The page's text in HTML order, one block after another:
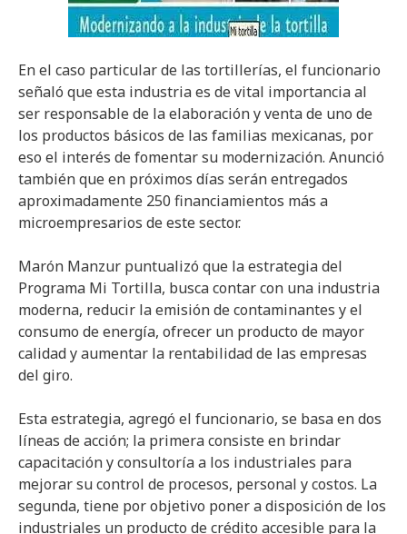
En el caso particular de las tortillerías, el funcionario
señaló que esta industria es de vital importancia al
ser responsable de la elaboración y venta de uno de
los productos básicos de las familias mexicanas, por
eso el interés de fomentar su modernización. Anunció
también que en próximos días serán entregados
aproximadamente 250 financiamientos más a
microempresarios de este sector.
Marón Manzur puntualizó que la estrategia del
Programa Mi Tortilla, busca contar con una industria
moderna, reducir la emisión de contaminantes y el
consumo de energía, ofrecer un producto de mayor
calidad y aumentar la rentabilidad de las empresas
del giro.
Esta estrategia, agregó el funcionario, se basa en dos
líneas de acción; la primera consiste en brindar
capacitación y consultoría a los industriales para
mejorar su control de procesos, personal y costos. La
segunda, tiene por objetivo poner a disposición de los
industriales un producto de crédito accesible para la